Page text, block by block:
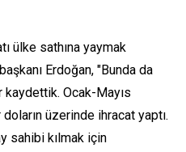
ülke sathına yaymak
Erdoğan, "Bunda da
Ocak-Mayıs
üzerinde ihracat yaptı.
sahibi kılmak için